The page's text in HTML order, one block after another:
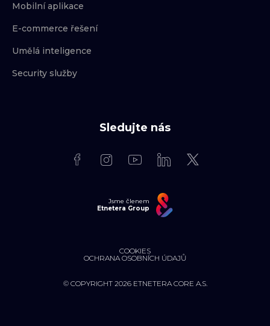
Mobilní aplikace
E-commerce řešení
Umělá inteligence
Security služby
Sledujte nás
© COPYRIGHT 2026 ETNETERA CORE A.S.
Jsme členem
Etnetera Group
COOKIES
OCHRANA OSOBNÍCH ÚDAJŮ